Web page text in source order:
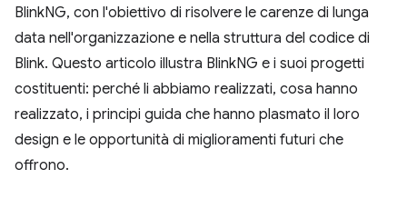
BlinkNG, con l'obiettivo di risolvere le carenze di lunga
data nell'organizzazione e nella struttura del codice di
Blink. Questo articolo illustra BlinkNG e i suoi progetti
costituenti: perché li abbiamo realizzati, cosa hanno
realizzato, i principi guida che hanno plasmato il loro
design e le opportunità di miglioramenti futuri che
offrono.